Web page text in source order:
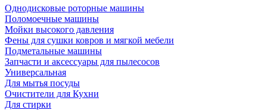
Однодисковые роторные машины
Поломоечные машины
Мойки высокого давления
Фены для сушки ковров и мягкой мебели
Подметальные машины
Запчасти и аксессуары для пылесосов
Универсальная
Для мытья посуды
Очиcтители для Кухни
Для стирки